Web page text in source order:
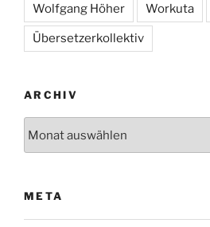
Wolfgang Höher Workuta
Übersetzerkollektiv
ARCHIV
META